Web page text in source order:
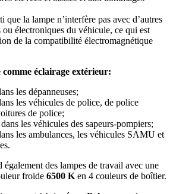
que la lampe n’interfère pas avec d’autres
ou électroniques du véhicule, ce qui est
de la compatibilité électromagnétique
éclairage extérieur:
les dépanneuses;
les véhicules de police, de police
de police;
les véhicules des sapeurs-pompiers;
les ambulances, les véhicules SAMU et
des lampes de travail avec une
froide 6500 K en 4 couleurs de boîtier.